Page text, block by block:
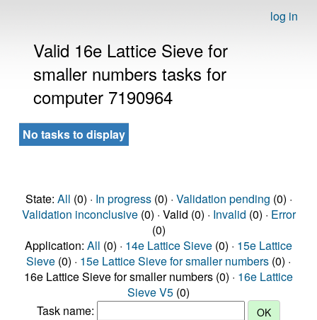
log in
Valid 16e Lattice Sieve for
smaller numbers tasks for
computer 7190964
No tasks to display
State: All (0) · In progress(0) · Validation pending (0) ·
Validation inconclusive(0) · Valid (0) · Invalid (0) · Error
(0)
Application: All (0) · 14e Lattice Sieve (0) · 15e Lattice
Sieve (0) · 15e Lattice Sieve for smaller numbers (0) ·
16e Lattice Sieve for smaller numbers (0) · 16e Lattice
Sieve V5 (0)
Task name: